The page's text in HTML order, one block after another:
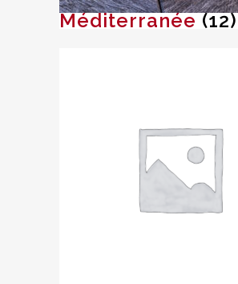
Méditerranée(12)